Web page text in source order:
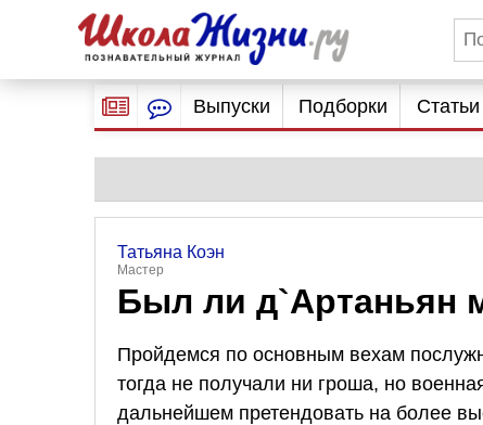
Выпуски Подборки Статьи
Татьяна Коэн
Мастер
Был ли д`Артаньян
Пройдемся по основным вехам
тогда не получали ни гроша, но
дальнейшем претендовать на более